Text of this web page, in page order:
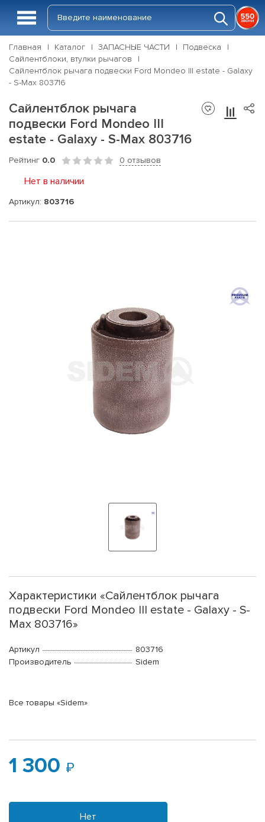
Главная Каталог ЗАПАСНЫЕ ЧАСТИ
Подвеска
Сайлентблоки, втулки рычагов
Сайлентблок рычага подвески Ford Mondeo III estate - Galaxy
- S-Max 803716
Сайлентблок рычага
подвески Ford Mondeo III
estate - Galaxy - S-Max 803716
Рейтинг 0.0 0 отзывов
Нет в наличии
Артикул: 803716
Характеристики «Сайлентблок рычага
подвески Ford Mondeo III estate - Galaxy - S-
Max 803716»
Артикул
803716
Производитель
Sidem
Все товары «Sidem»
1 300
Нет